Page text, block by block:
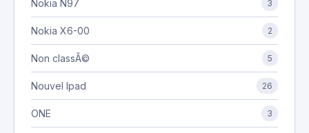
Nokia N97 3
Nokia X6-00 2
Non classÃ© 5
Nouvel Ipad 26
ONE 3